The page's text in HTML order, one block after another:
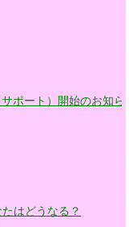
ポート）開始のお知ら
はどうなる？